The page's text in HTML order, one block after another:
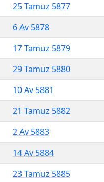
25 Tamuz 5877
6 Av 5878
17 Tamuz 5879
29 Tamuz 5880
10 Av 5881
21 Tamuz 5882
2 Av 5883
14 Av 5884
23 Tamuz 5885